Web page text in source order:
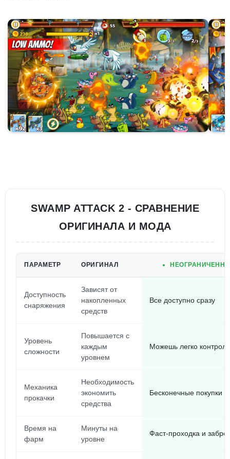
SWAMP ATTACK 2 - СРАВНЕНИЕ
ОРИГИНАЛА И МОДА
ПАРАМЕТР ОРИГИНАЛ
Доступность
снаряжения
Зависят от
накопленных
средств
Все доступно сразу
Уровень
сложности
Повышается с
каждым
уровнем
Можешь легко
Механика
прокачки
Необходимость
экономить
средства
Бесконечные покупки
Время на
фарм
Минуты на
уровне
Фаст-проходка и